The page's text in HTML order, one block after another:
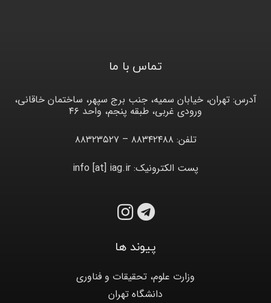
تماس با ما
آدرس: تهران، خیابان سمیه، جنب برج سپهر، ساختمان خاقانی،
ورودی غربی، طبقه پنجم، واحد ۴۶
تلفن: ۸۸۳۴۲۴۸۸ – ۸۸۳۲۳۵۲۷
پست الکترونیک: info [at] iag.ir
پیوند ها
وزارت علوم، تحقیقات و فناوری
دانشگاه تهران